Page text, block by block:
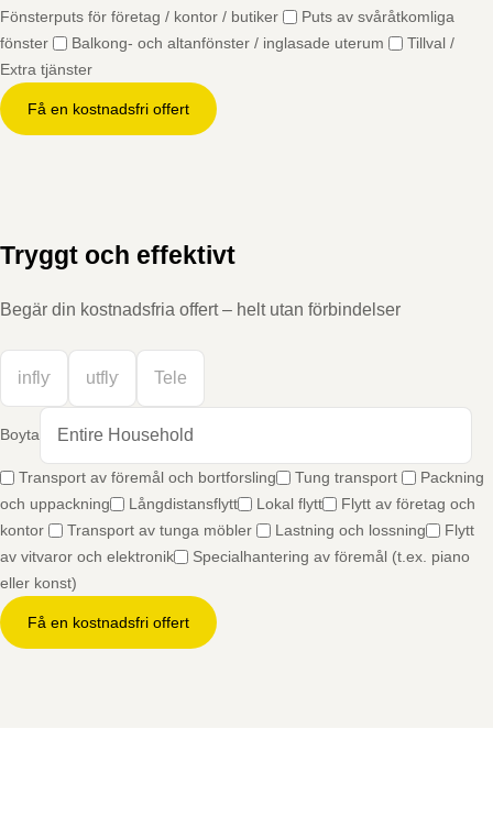
Fönsterputs för företag / kontor / butiker
Puts av svåråtkomliga
fönster
Balkong- och altanfönster / inglasade uterum
Tillval /
Extra tjänster
Få en kostnadsfri offert
Tryggt och effektivt
Begär din kostnadsfria offert – helt utan förbindelser
Boyta
Transport av föremål och bortforsling Tung transport
Packning
och uppackning
Långdistansflytt Lokal flytt
Flytt av företag och
kontor
Transport av tunga möbler Lastning och lossning
Flytt
av vitvaror och elektronik
Specialhantering av föremål (t.ex. piano
eller konst)
Få en kostnadsfri offert